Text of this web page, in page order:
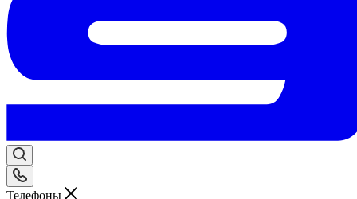
Телефоны